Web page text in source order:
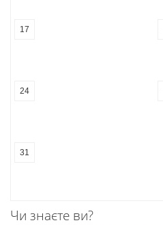
17
24
31
Чи знаєте ви?